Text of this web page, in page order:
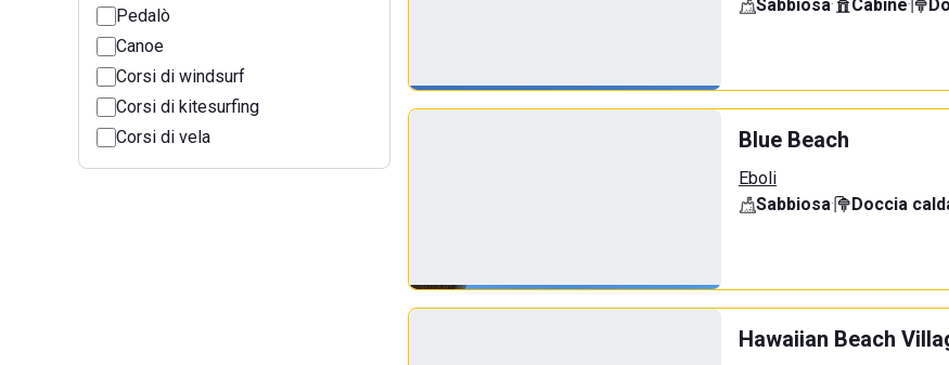
Pedalò
Canoe
Corsi di windsurf
Corsi di kitesurfing
Corsi di vela
Sabbiosa· Cabine·
Blue Beach
Eboli
Sabbiosa· Doccia
Hawaiian Beach